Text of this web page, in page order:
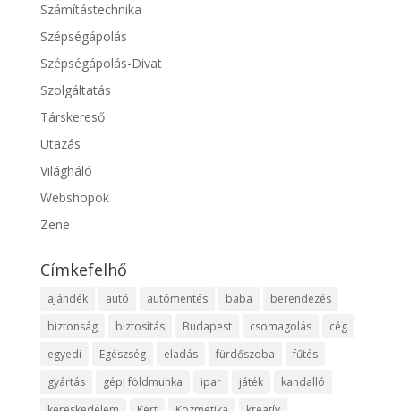
Számítástechnika
Szépségápolás
Szépségápolás-Divat
Szolgáltatás
Társkereső
Utazás
Világháló
Webshopok
Zene
Címkefelhő
ajándék autó autómentés baba
berendezés
biztonság
biztosítás Budapest csomagolás
cég
egyedi
Egészség eladás fürdőszoba
fűtés
gyártás
gépi földmunka ipar játék
kandalló